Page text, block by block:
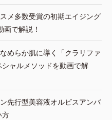
メ多数受賞の初期エイジング
で解説！
めらか肌に導く「クラリファ
ャルメソッドを動画で解
先行型美容液オルビスアンバ
方